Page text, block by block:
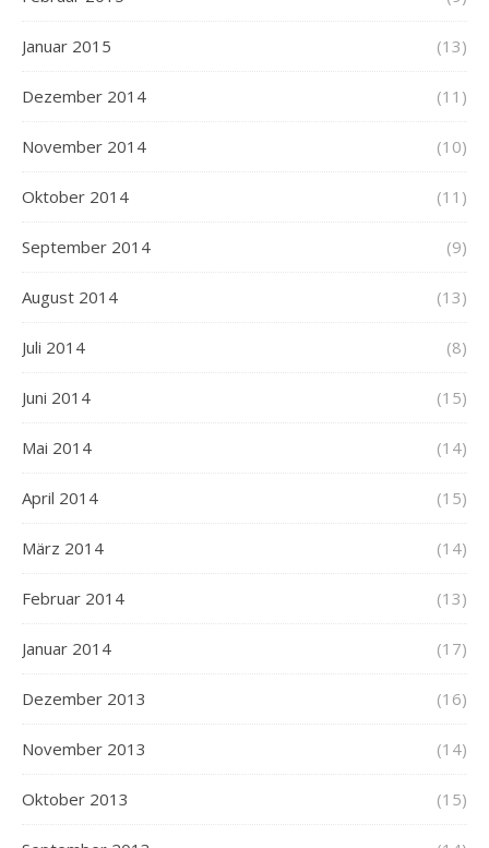
Januar 2015 (13)
Dezember 2014 (11)
November 2014 (10)
Oktober 2014 (11)
September 2014 (9)
August 2014 (13)
Juli 2014 (8)
Juni 2014 (15)
Mai 2014 (14)
April 2014 (15)
März 2014 (14)
Februar 2014 (13)
Januar 2014 (17)
Dezember 2013 (16)
November 2013 (14)
Oktober 2013 (15)